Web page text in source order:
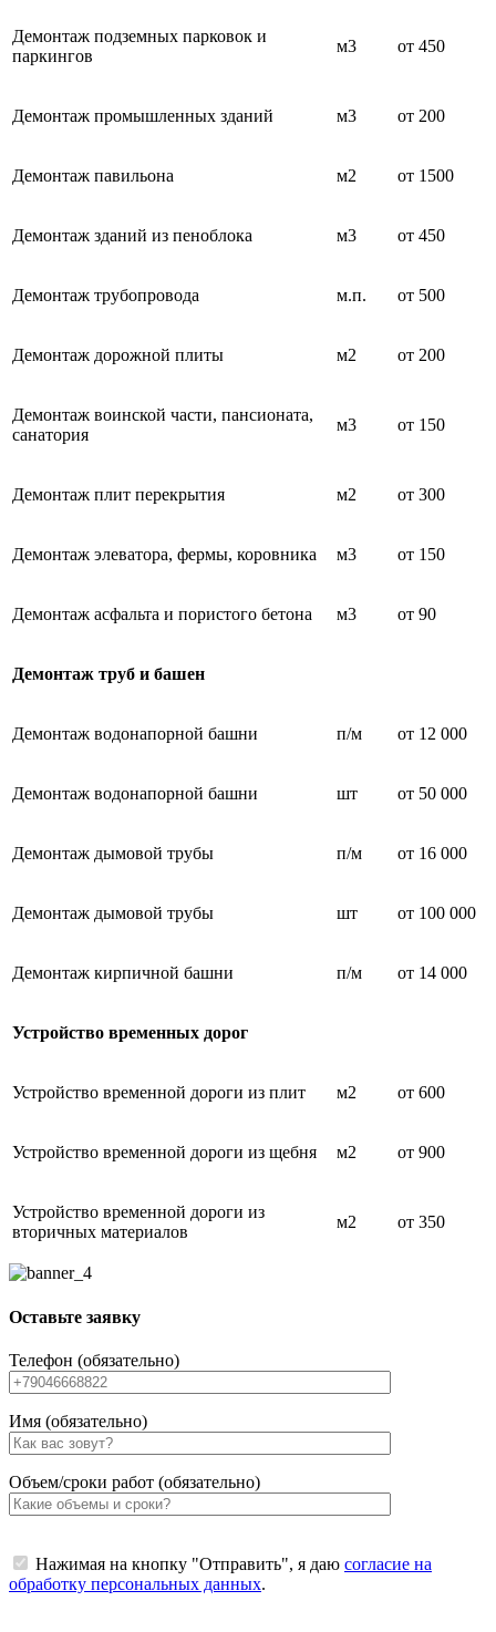
Демонтаж подземных парковок и
паркингов
м3 от 450
Демонтаж промышленных зданий м3 от 200
Демонтаж павильона м2 от 1500
Демонтаж зданий из пеноблока м3 от 450
Демонтаж трубопровода м.п. от 500
Демонтаж дорожной плиты м2 от 200
Демонтаж воинской части, пансионата,
санатория
м3 от 150
Демонтаж плит перекрытия м2 от 300
Демонтаж элеватора, фермы, коровника м3 от 150
Демонтаж асфальта и пористого бетона м3 от 90
Демонтаж труб и башен
Демонтаж водонапорной башни п/м от 12 000
Демонтаж водонапорной башни шт от 50 000
Демонтаж дымовой трубы п/м от 16 000
Демонтаж дымовой трубы шт от 100 000
Демонтаж кирпичной башни п/м от 14 000
Устройство временных дорог
Устройство временной дороги из плит м2 от 600
Устройство временной дороги из щебня м2 от 900
Устройство временной дороги из
вторичных материалов
м2 от 350
Оставьте заявку
Телефон (обязательно)
Имя (обязательно)
Объем/сроки работ (обязательно)
Нажимая на кнопку "Отправить", я даю согласие на
обработку персональных данных.